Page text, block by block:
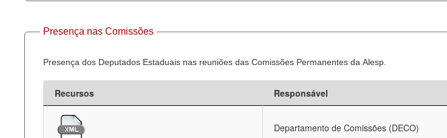
Presença nas Comissões
Presença dos Deputados Estaduais nas reuniões das Comissões Permanentes da Alesp.
Recursos Responsável
Departamento de Comissões (DECO)